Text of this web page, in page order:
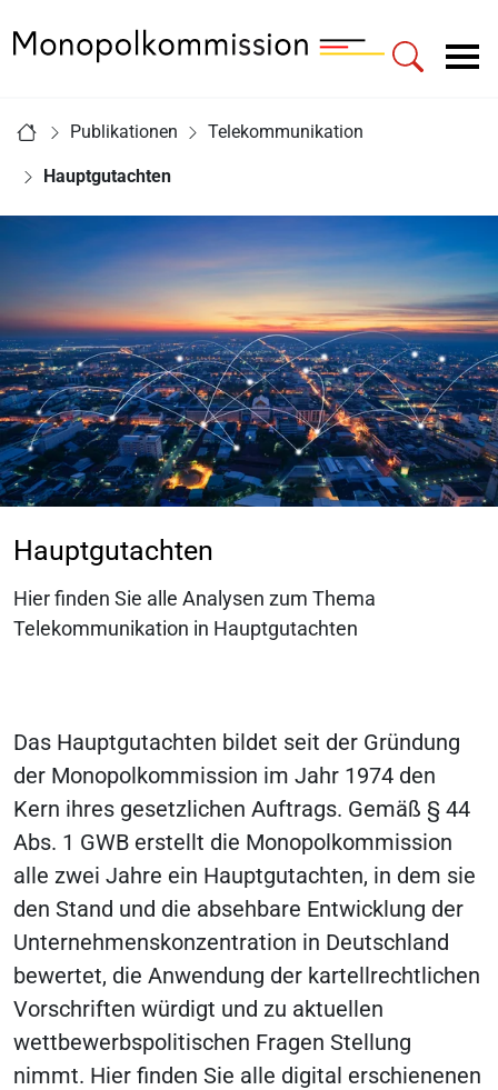
Publikationen Telekommunikation
Hauptgutachten
Hauptgutachten
Hier finden Sie alle Analysen zum Thema
Telekommunikation in Hauptgutachten
Das Hauptgutachten bildet seit der Gründung
der Monopolkommission im Jahr 1974 den
Kern ihres gesetzlichen Auftrags. Gemäß § 44
Abs. 1 GWB erstellt die Monopolkommission
alle zwei Jahre ein Hauptgutachten, in dem sie
den Stand und die absehbare Entwicklung der
Unternehmenskonzentration in Deutschland
bewertet, die Anwendung der kartellrechtlichen
Vorschriften würdigt und zu aktuellen
wettbewerbspolitischen Fragen Stellung
nimmt. Hier finden Sie alle digital erschienenen